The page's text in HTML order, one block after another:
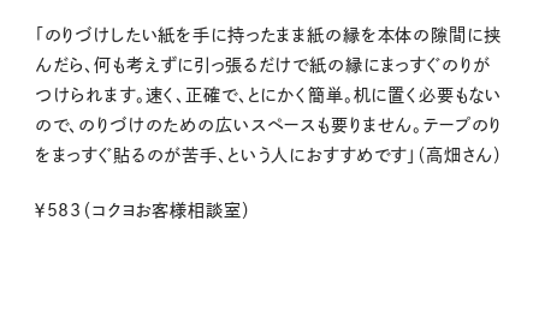
「のりづけしたい紙を手に持ったまま紙の縁を本体の隙間に挟
んだら、何も考えずに引っ張るだけで紙の縁にまっすぐのりが
つけられます。速く、正確で、とにかく簡単。机に置く必要もない
ので、のりづけのための広いスペースも要りません。テープのり
をまっすぐ貼るのが苦手、という人におすすめです」（高畑さん）
￥ 583 （コクヨお客様相談室）